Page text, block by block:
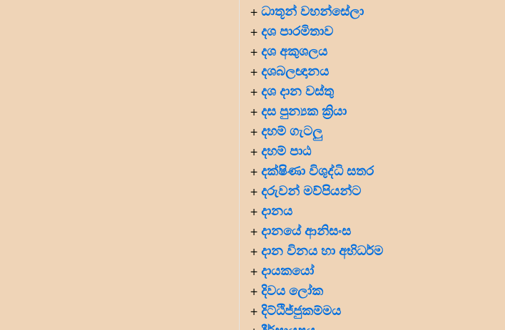
+ ධාතූන් වහන්සේලා
+ දශ පාරමිතාව
+ දශ අකුශලය
+ දශබලඥානය
+ දශ දාන වස්තු
+ දස පුන්‍යක ක්‍රියා
+ දහම් ගැටලු
+ දහම් පාඨ
+ දක්ෂිණා විශුද්ධි සතර
+ දරුවන් මව්පියන්ට
+ දානය
+ දානයේ ආනිසංස
+ දාන විනය හා අභිධර්ම
+ දායකයෝ
+ දිවය ලෝක
+ දිට්ඨිජ්ජුකම්මය